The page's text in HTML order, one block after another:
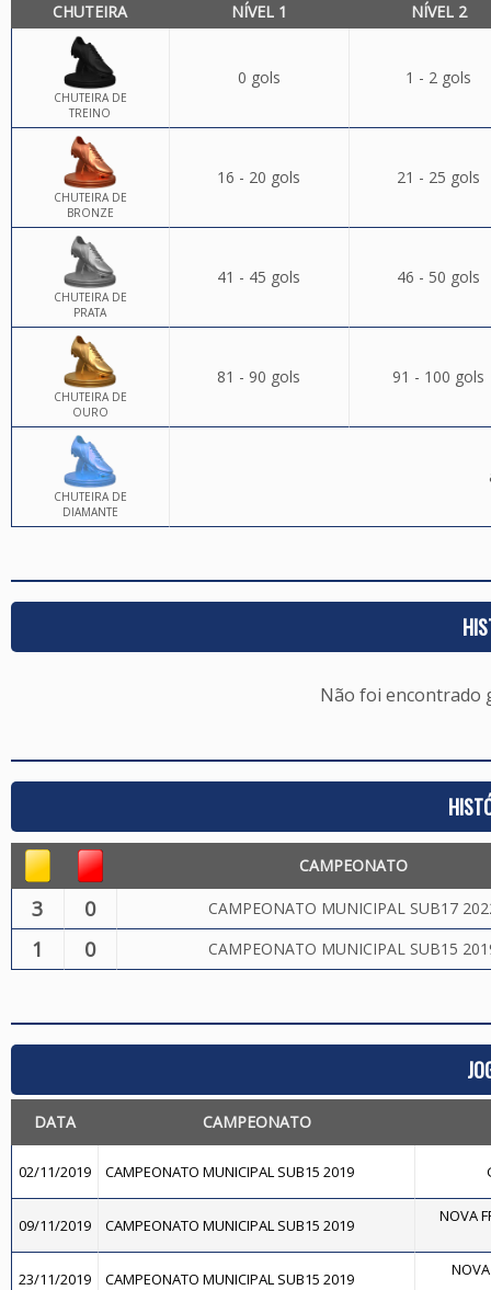
CHUTEIRA NÍVEL 1 NÍVEL 2
CHUTEIRA DE
TREINO
0 gols 1 - 2 gols
CHUTEIRA DE
BRONZE
16 - 20 gols 21 - 25 gols
CHUTEIRA DE
PRATA
41 - 45 gols 46 - 50 gols
CHUTEIRA DE
OURO
81 - 90 gols 91 - 100 gols
CHUTEIRA DE
DIAMANTE
Não foi encontrado
CAMPEONATO
3 0 CAMPEONATO MUNICIPAL SUB17
1 0 CAMPEONATO MUNICIPAL SUB15
DATA CAMPEONATO
02/11/2019 CAMPEONATO MUNICIPAL SUB15 2019
09/11/2019 CAMPEONATO MUNICIPAL SUB15 2019 NOVA
23/11/2019 CAMPEONATO MUNICIPAL SUB15 2019